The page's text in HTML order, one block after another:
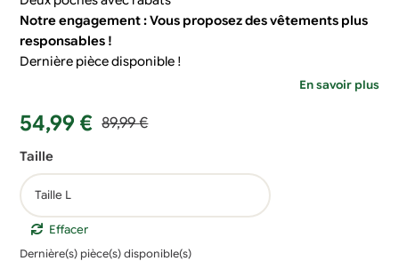
Notre engagement : Vous proposez des vêtements plus
responsables !
Dernière pièce disponible !
En savoir plus
89,99€
Le
prix
initial
était :
89,99 €.
54,99 €
Le
prix
actuel
est :
54,99 €.
Taille
Effacer
Dernière(s) pièce(s) disponible(s)